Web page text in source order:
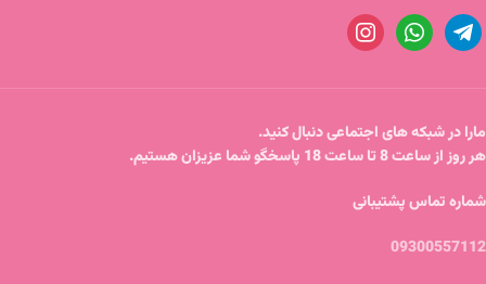
مارا در شبکه های اجتماعی دنبال کنید.
هر روز از ساعت 8 تا ساعت 18 پاسخگو شما عزیزان هستیم.
شماره تماس پشتیبانی
09300557112